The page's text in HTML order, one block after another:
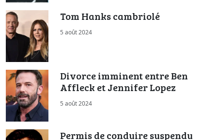
Tom Hanks cambriolé
5 août 2024
Divorce imminent entre Ben
Affleck et Jennifer Lopez
5 août 2024
Permis de conduire suspendu